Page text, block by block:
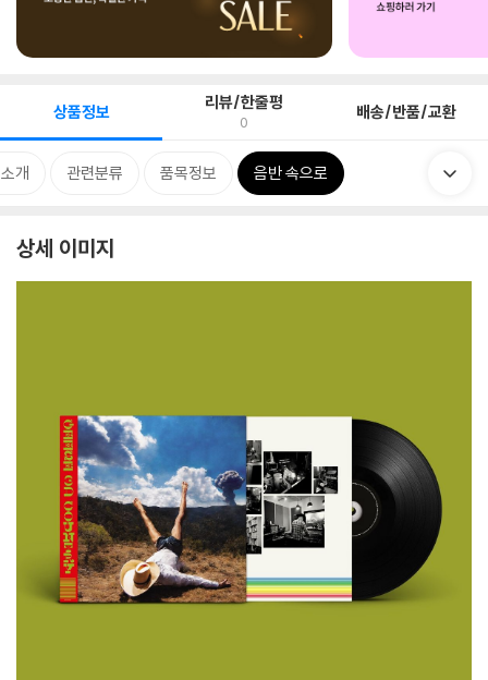
상품정보 리뷰/한줄평
0 배송/반품/교환
개 관련분류 품목정보 음반 속으로
상세 이미지